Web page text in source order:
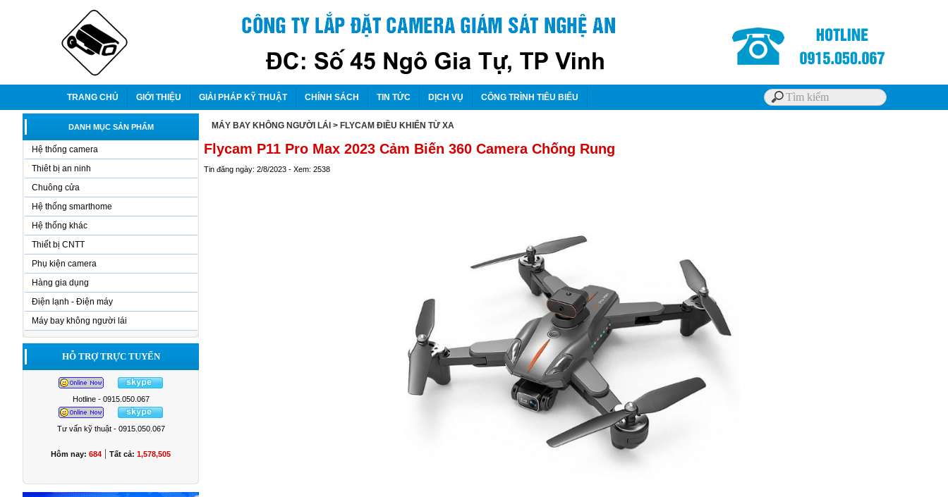
TRANG CHỦ GIỚI THIỆU GIẢI PHÁP KỸ THUẬT CHÍNH SÁCH TIN TỨC DỊCH VỤ CÔNG TRÌNH TIÊU BIỂU
DANH MỤC SẢN PHẨM
Hệ thống camera
Thiêt bị an ninh
Chuông cửa
Hệ thống smarthome
Hệ thống khác
Thiết bị CNTT
Phụ kiện camera
Hàng gia dụng
Điện lạnh - Điện máy
Máy bay không người lái
HỖ TRỢ TRỰC TUYẾN
Hotline - 0915.050.067
Tư vấn kỹ thuật - 0915.050.067
Hôm nay: 684 | Tất cả: 1,578,505
MÁY BAY KHÔNG NGƯỜI LÁI > FLYCAM ĐIỀU KHIỂN TỪ XA
Flycam P11 Pro Max 2023 Cảm Biến 360 Camera Chống Rung
Tin đăng ngày: 2/8/2023 - Xem: 2538